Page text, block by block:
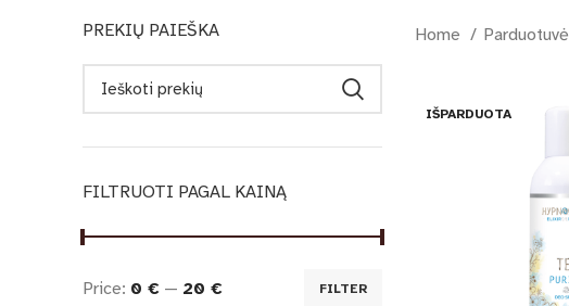
PREKIŲ PAIEŠKA
FILTRUOTI PAGAL KAINĄ
FILTER
Price: 0 € — 20 €
Home Parduotuvė
IŠPARDUOTA